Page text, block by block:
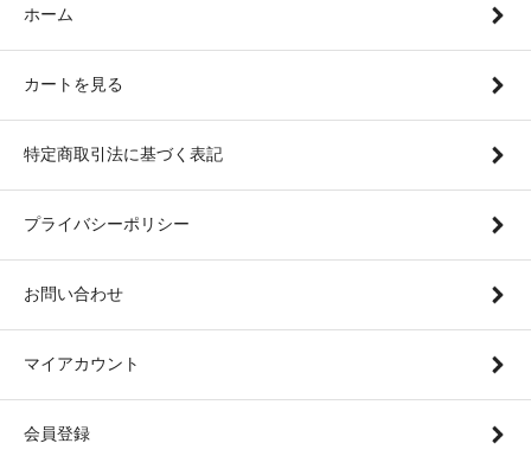
ホーム
カートを見る
特定商取引法に基づく表記
プライバシーポリシー
お問い合わせ
マイアカウント
会員登録